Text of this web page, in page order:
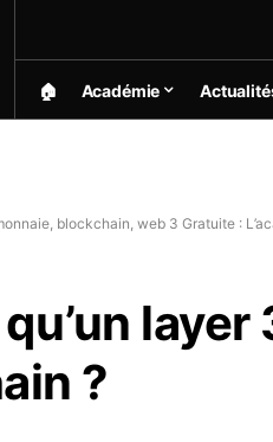
🏠︎ Académie
blockchain, web 3 Gratuite :
?